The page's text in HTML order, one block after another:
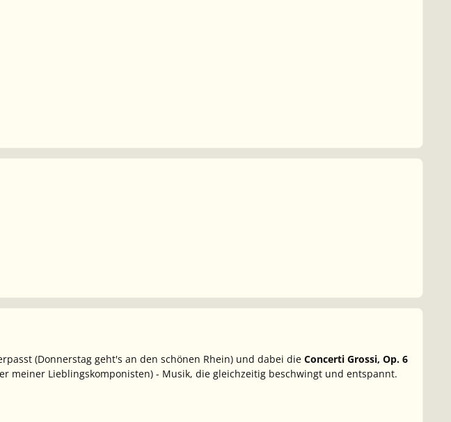
(Donnerstag geht's an den schönen Rhein) und dabei die Concerti Grossi, Op. 6
meiner Lieblingskomponisten) - Musik, die gleichzeitig beschwingt und entspannt.